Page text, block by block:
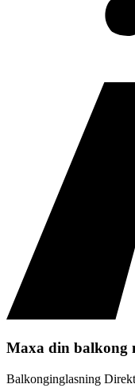
Maxa din balkong
Balkonginglasning